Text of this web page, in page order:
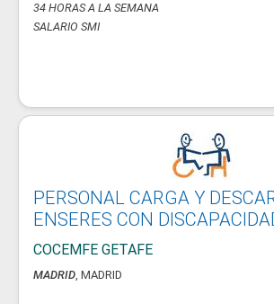
34 HORAS A LA SEMANA
SALARIO SMI
PERSONAL CARGA Y
ENSERES CON
COCEMFE GETAFE
MADRID, MADRID